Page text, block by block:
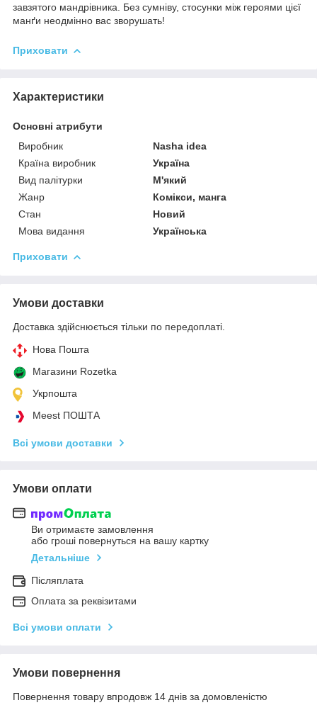
завзятого мандрівника. Без сумніву, стосунки між героями цієї
манґи неодмінно вас зворушать!
Приховати
Характеристики
Основні атрибути
Виробник
Nasha idea
Країна виробник
Україна
Вид палітурки
М'який
Жанр
Комікси, манга
Стан
Новий
Мова видання
Українська
Приховати
Умови доставки
Доставка здійснюється тільки по передоплаті.
Нова Пошта
Магазини Rozetka
Укрпошта
Meest ПОШТА
Всі умови доставки
Умови оплати
Ви отримаєте замовлення
або гроші повернуться на вашу картку
Детальніше
Післяплата
Оплата за реквізитами
Всі умови оплати
Умови повернення
Повернення товару впродовж 14 днів за домовленістю